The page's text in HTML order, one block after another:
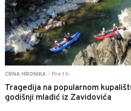
CRNA HRONIKA Pre 1 h
Tragedija na popularnom
godišnji mladić iz Zavidovića